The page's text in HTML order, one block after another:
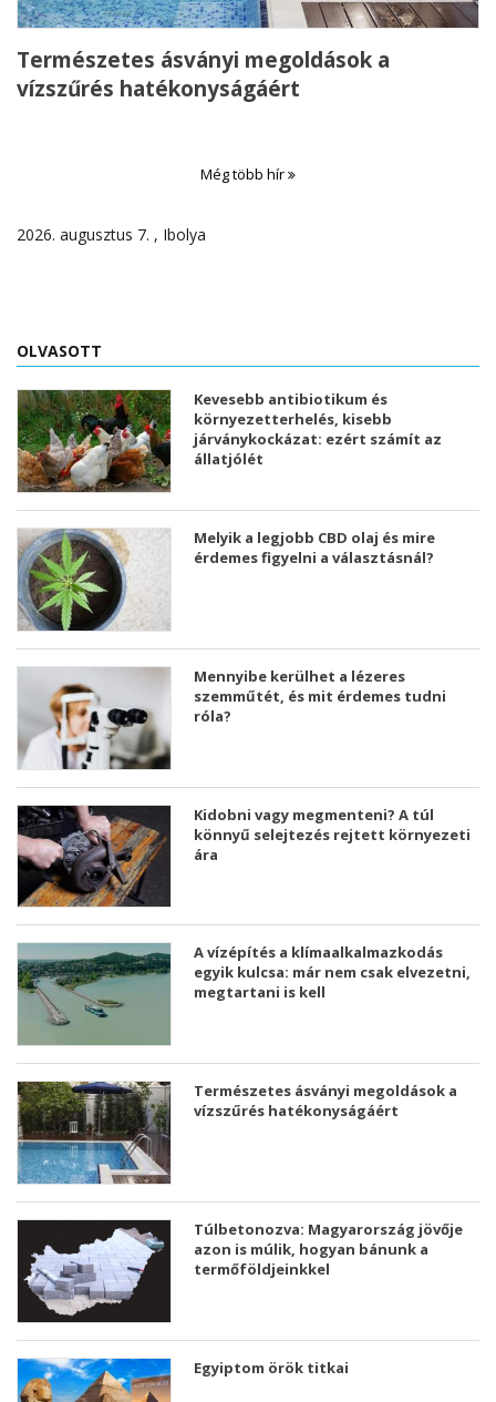
Természetes ásványi megoldások a
vízszűrés hatékonyságáért
Még több hír
2026. augusztus 7. , Ibolya
OLVASOTT
Kevesebb antibiotikum és
környezetterhelés, kisebb
járványkockázat: ezért számít az
állatjólét
Melyik a legjobb CBD olaj és mire
érdemes figyelni a választásnál?
Mennyibe kerülhet a lézeres
szemműtét, és mit érdemes tudni
róla?
Kidobni vagy megmenteni? A túl
könnyű selejtezés rejtett környezeti
ára
A vízépítés a klímaalkalmazkodás
egyik kulcsa: már nem csak elvezetni,
megtartani is kell
Természetes ásványi megoldások a
vízszűrés hatékonyságáért
Túlbetonozva: Magyarország jövője
azon is múlik, hogyan bánunk a
termőföldjeinkkel
Egyiptom örök titkai